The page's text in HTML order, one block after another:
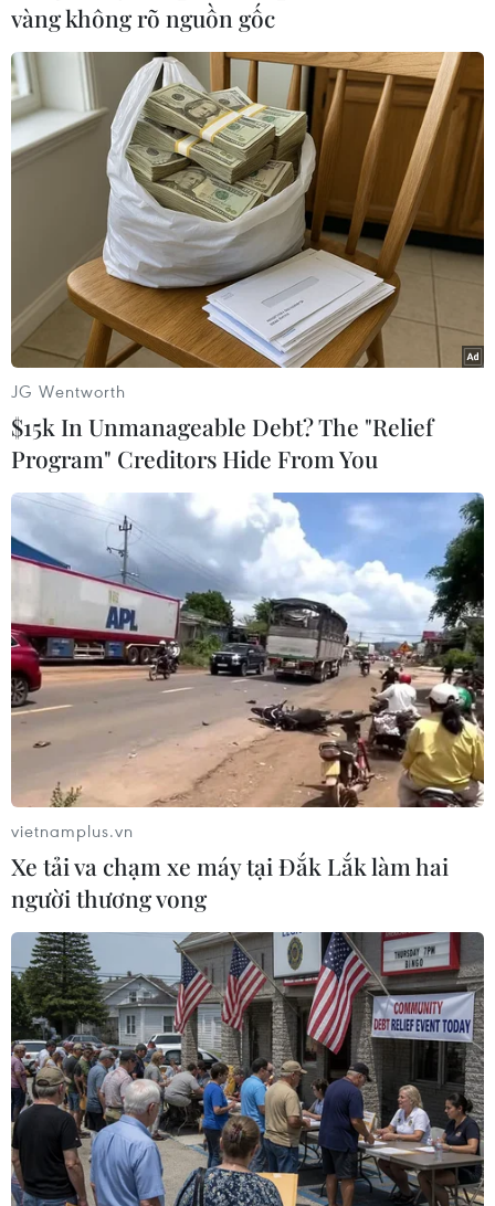
Nụ cười trong bão tuyết. (Nguồn: Getty Images)
Nụ cười của chú chó. (Nguồn: Getty Images)
Hai người bạn cùng cười. (Nguồn: Rex)
vàng không rõ nguồn gốc
JG Wentworth
$15k In Unmanageable Debt? The "Relief
Program" Creditors Hide From You
vietnamplus.vn
Xe tải va chạm xe máy tại Đắk Lắk làm hai
người thương vong